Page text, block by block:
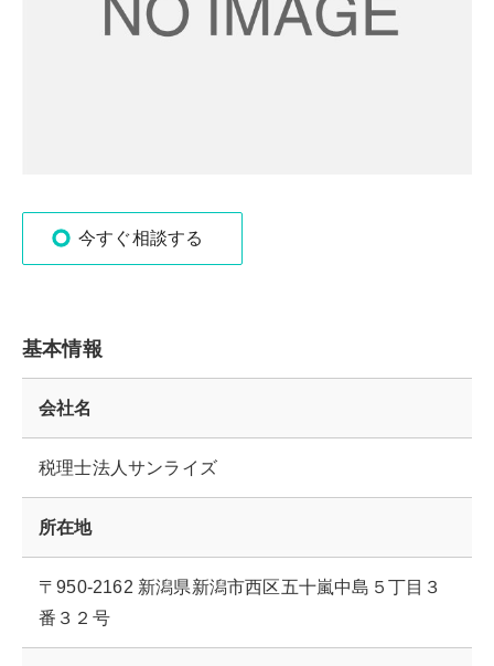
今すぐ相談する
基本情報
会社名
税理士法人サンライズ
所在地
〒950-2162 新潟県新潟市西区五十嵐中島５丁目３
番３２号